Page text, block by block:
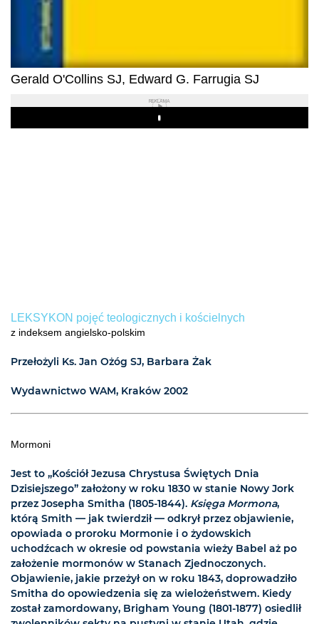
Gerald O'Collins SJ, Edward G. Farrugia SJ
REKLAMA
Play
LEKSYKON pojęć teologicznych i kościelnych
z indeksem angielsko-polskim
Przełożyli Ks. Jan Ożóg SJ, Barbara Żak
Wydawnictwo WAM, Kraków 2002
Mormoni
Jest to „Kościół Jezusa Chrystusa Świętych Dnia
Dzisiejszego” założony w roku 1830 w stanie Nowy Jork
przez Josepha Smitha (1805-1844). Księga Mormona,
którą Smith — jak twierdził — odkrył przez objawienie,
opowiada o proroku Mormonie i o żydowskich
uchodźcach w okresie od powstania wieży Babel aż po
założenie mormonów w Stanach Zjednoczonych.
Objawienie, jakie przeżył on w roku 1843, doprowadziło
Smitha do opowiedzenia się za wielożeństwem. Kiedy
został zamordowany, Brigham Young (1801-1877) osiedlił